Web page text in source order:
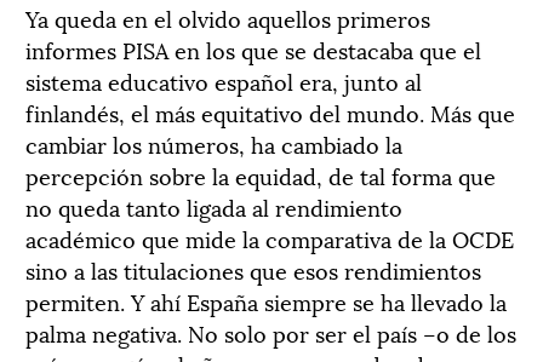
Ya queda en el olvido aquellos primeros
informes PISA en los que se destacaba que el
sistema educativo español era, junto al
finlandés, el más equitativo del mundo. Más que
cambiar los números, ha cambiado la
percepción sobre la equidad, de tal forma que
no queda tanto ligada al rendimiento
académico que mide la comparativa de la OCDE
sino a las titulaciones que esos rendimientos
permiten. Y ahí España siempre se ha llevado la
palma negativa. No solo por ser el país –o de los